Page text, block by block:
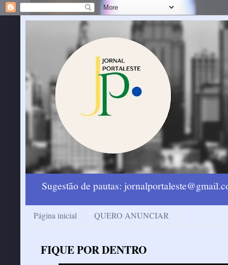
Sugestão de pautas:
Página inicial QUERO ANUNCIAR
FIQUE POR DENTRO